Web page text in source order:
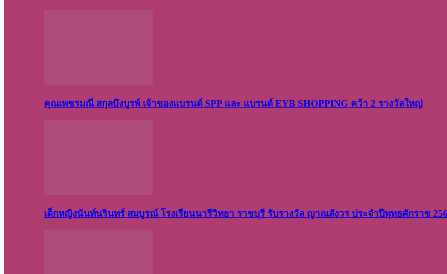
คุณเพชรมณี สกุลบึงบูรพ์ เจ้าของแบรนด์ SPP และ แบรนด์ EYB SHOPPING คว้า 2 รางวัลใหญ่
เด็กหญิงนันท์นรินทร์ สมบูรณ์ โรงเรียนนารีวิทยา ราชบุรี รับรางวัล ญาณสังวร ประจำปีพุทธศักราช